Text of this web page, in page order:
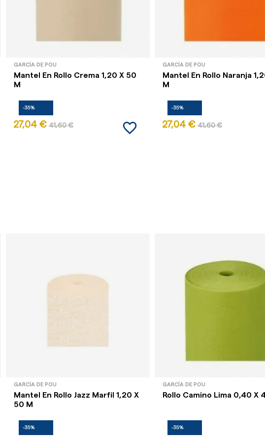
GARCÍA DE POU
Mantel En Rollo Crema 1,20 X 50
M
-35%
27,04 € 41,60 € favorite_border
GARCÍA DE POU
Mantel En Rollo Naranja
M
-35%
27,04 € 41,60 €
GARCÍA DE POU
Mantel En Rollo Jazz Marfil 1,20 X
50 M
-35%
GARCÍA DE POU
Rollo Camino Lima 0,40 X
-35%